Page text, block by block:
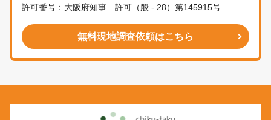
許可番号：大阪府知事 許可（般 - 28）第145915号
無料現地調査依頼はこちら